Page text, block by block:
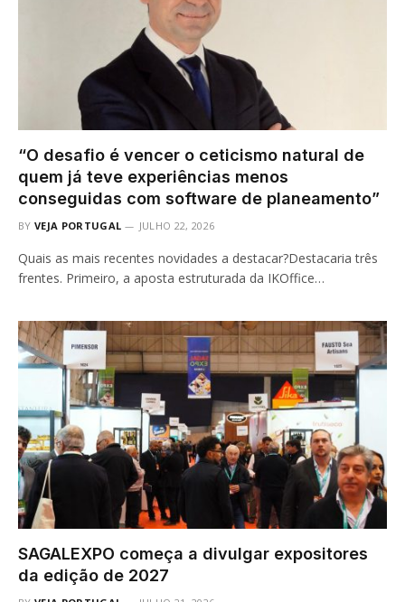
“O desafio é vencer o ceticismo natural de
quem já teve experiências menos
conseguidas com software de planeamento”
BY VEJA PORTUGAL JULHO 22, 2026
Quais as mais recentes novidades a destacar?Destacaria três
frentes. Primeiro, a aposta estruturada da IKOffice…
SAGALEXPO começa a divulgar expositores
da edição de 2027